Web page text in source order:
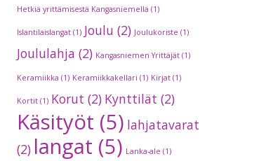
Hetkiä yrittämisestä Kangasniemellä (1)
Islantilaislangat (1) Joulu (2) Joulukoriste (1)
Joululahja (2) Kangasniemen Yrittäjät (1)
Keramiikka (1) Keramiikkakellari (1) Kirjat (1)
Kortit (1) Korut (2) Kynttilät (2)
Käsityöt (5) lahjatavarat
(2) langat (5) Lanka-ale (1)